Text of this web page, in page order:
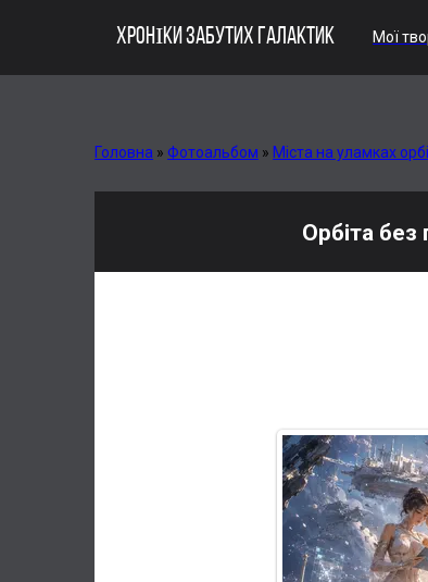
ХРОНІКИ ЗАБУТИХ ГАЛАКТИК Мої
Головна » Фотоальбом » Міста на уламках
Орбіта без